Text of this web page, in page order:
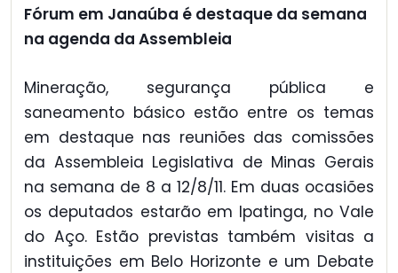
Fórum em Janaúba é destaque da semana
na agenda da Assembleia
Mineração, segurança pública e
saneamento básico estão entre os temas
em destaque nas reuniões das comissões
da Assembleia Legislativa de Minas Gerais
na semana de 8 a 12/8/11. Em duas ocasiões
os deputados estarão em Ipatinga, no Vale
do Aço. Estão previstas também visitas a
instituições em Belo Horizonte e um Debate